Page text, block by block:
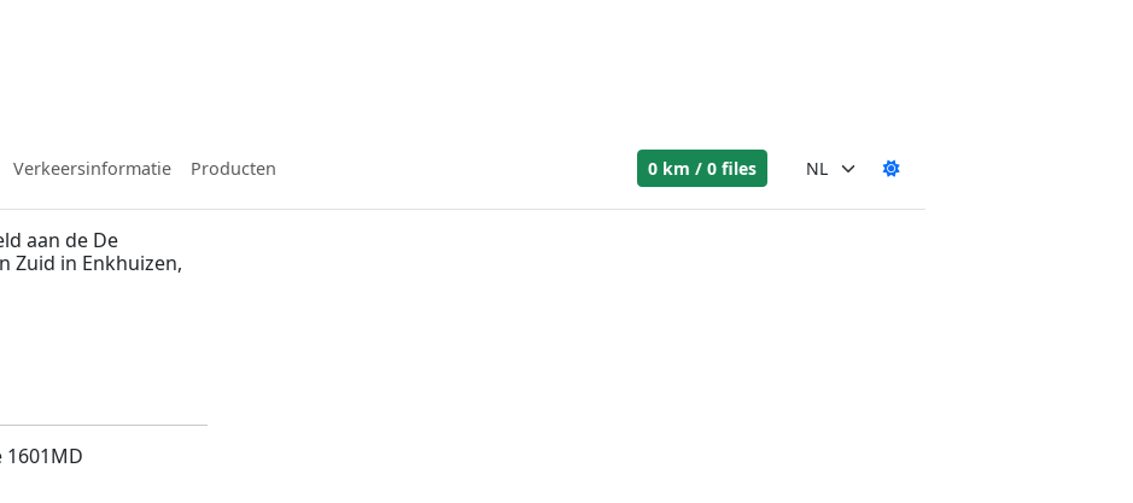
Verkeersinformatie Producten 0 km / 0 files
aan de De
Zuid in Enkhuizen,